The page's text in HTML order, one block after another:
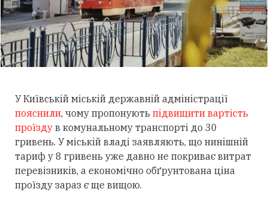
У Київській міській державній адміністрації
пояснили, чому пропонують підвищити вартість
проїзду в комунальному транспорті до 30
гривень. У міській владі заявляють, що нинішній
тариф у 8 гривень уже давно не покриває витрат
перевізників, а економічно обґрунтована ціна
проїзду зараз є ще вищою.